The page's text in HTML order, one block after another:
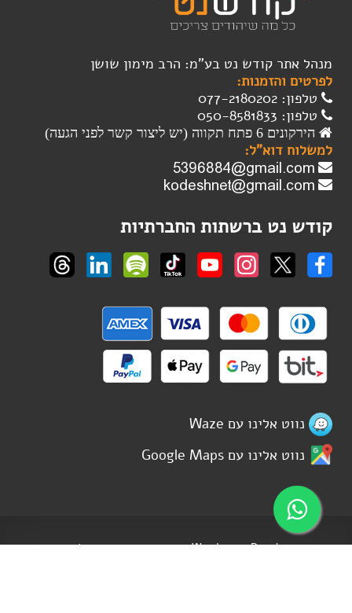
מנהל אתר קודש נט בע"מ: הרב מימון שושן
לפרטים והזמנות:
טלפון: 077-2180202
טלפון: 050-8581833
הירקונים 6 פתח תקווה (יש ליצור קשר לפני הגעה)
למשלוח דוא"ל:
קודש נט ברשתות החברתיות
נווט אלינו עם Waze
נווט אלינו עם Google Maps
Wordpress Developerתחזוק האתר - דוד ישראל רביבו